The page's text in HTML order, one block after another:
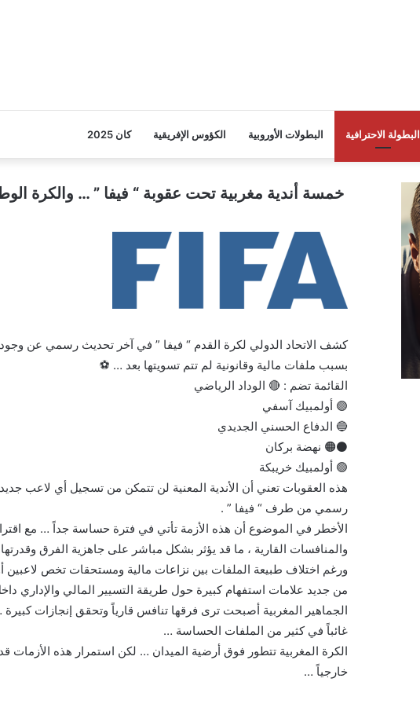
البطولة الاحترافية البطولات الأوروبية الكؤوس الإفريقية كان 2025
خمسة أندية مغربية تحت عقوبة “ فيفا ” … والكرة
كشف الاتحاد الدولي لكرة القدم “ فيفا ” في آخر تحديث رسمي عن وجود
بسبب ملفات مالية وقانونية لم تتم تسويتها بعد … ⚽
القائمة تضم : 🔴 الوداد الرياضي
🟣 أولمبيك آسفي
🔵 الدفاع الحسني الجديدي
⚫🟠 نهضة بركان
🟢 أولمبيك خريبكة
هذه العقوبات تعني أن الأندية المعنية لن تتمكن من تسجيل أي لاعب
رسمي من طرف “ فيفا ” .
الأخطر في الموضوع أن هذه الأزمة تأتي في فترة حساسة جداً … مع
والمنافسات القارية ، ما قد يؤثر بشكل مباشر على جاهزية الفرق
ورغم اختلاف طبيعة الملفات بين نزاعات مالية ومستحقات تخص لاعبين
من جديد علامات استفهام كبيرة حول طريقة التسيير المالي والإداري
الجماهير المغربية أصبحت ترى فرقها تنافس قارياً وتحقق إنجازات
غائباً في كثير من الملفات الحساسة …
الكرة المغربية تتطور فوق أرضية الميدان … لكن استمرار هذه الأزمات
خارجياً …